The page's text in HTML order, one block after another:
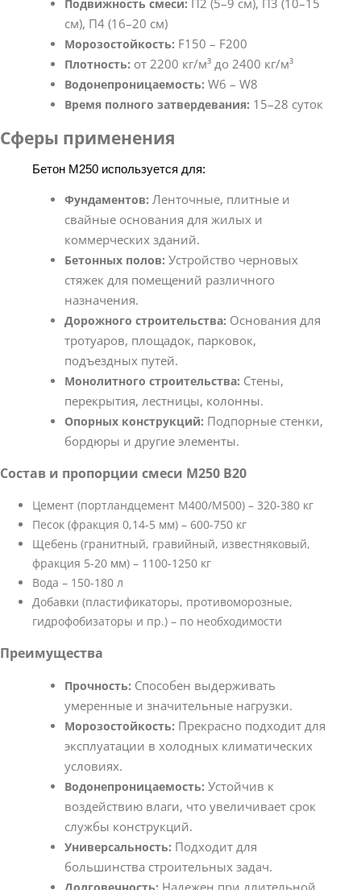
Подвижность смеси: П2 (5–9 см), П3 (10–15
см), П4 (16–20 см)
Морозостойкость: F150 – F200
Плотность: от 2200 кг/м³ до 2400 кг/м³
Водонепроницаемость: W6 – W8
Время полного затвердевания: 15–28 суток
Сферы применения
Бетон М250 используется для:
Фундаментов: Ленточные, плитные и
свайные основания для жилых и
коммерческих зданий.
Бетонных полов: Устройство черновых
стяжек для помещений различного
назначения.
Дорожного строительства: Основания для
тротуаров, площадок, парковок,
подъездных путей.
Монолитного строительства: Стены,
перекрытия, лестницы, колонны.
Опорных конструкций: Подпорные стенки,
бордюры и другие элементы.
Состав и пропорции смеси М250 В20
Цемент (портландцемент М400/М500) – 320-380 кг
Песок (фракция 0,14-5 мм) – 600-750 кг
Щебень (гранитный, гравийный, известняковый,
фракция 5-20 мм) – 1100-1250 кг
Вода – 150-180 л
Добавки (пластификаторы, противоморозные,
гидрофобизаторы и пр.) – по необходимости
Преимущества
Прочность: Способен выдерживать
умеренные и значительные нагрузки.
Морозостойкость: Прекрасно подходит для
эксплуатации в холодных климатических
условиях.
Водонепроницаемость: Устойчив к
воздействию влаги, что увеличивает срок
службы конструкций.
Универсальность: Подходит для
большинства строительных задач.
Долговечность: Надежен при длительной